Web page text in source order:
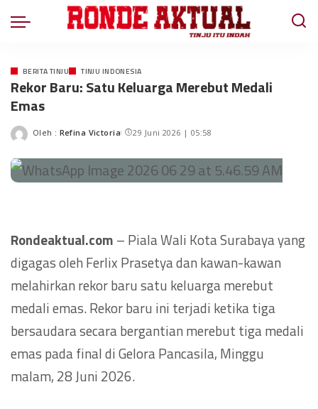
BERITA TINJU TINJU INDONESIA
Rekor Baru: Satu Keluarga Merebut Medali
Emas
Oleh : Refina Victoria 29 Juni 2026 | 05:58
Rondeaktual.com – Piala Wali Kota Surabaya yang
digagas oleh Ferlix Prasetya dan kawan-kawan
melahirkan rekor baru satu keluarga merebut
medali emas. Rekor baru ini terjadi ketika tiga
bersaudara secara bergantian merebut tiga medali
emas pada final di Gelora Pancasila, Minggu
malam, 28 Juni 2026.